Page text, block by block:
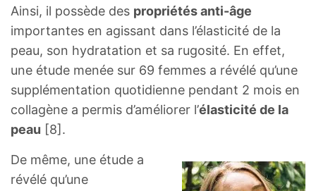
Ainsi, il possède des propriétés anti-âge
importantes en agissant dans l’élasticité de la
peau, son hydratation et sa rugosité. En effet,
une étude menée sur 69 femmes a révélé qu’une
supplémentation quotidienne pendant 2 mois en
collagène a permis d’améliorer l’élasticité de la
peau [8].
De même, une étude a
révélé qu’une